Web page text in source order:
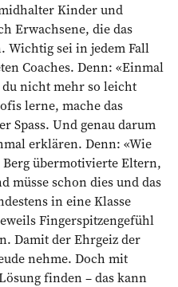
Kinder und
Erwachsene, die das
Wichtig sei in jedem Fall
Coaches. Denn: «Einmal
nicht mehr so leicht
lerne, mache das
Spass. Und genau darum
erklären. Denn: «Wie
übermotivierte Eltern,
müsse schon dies und das
in eine Klasse
Fingerspitzengefühl
Damit der Ehrgeiz der
nehme. Doch mit
finden – das kann